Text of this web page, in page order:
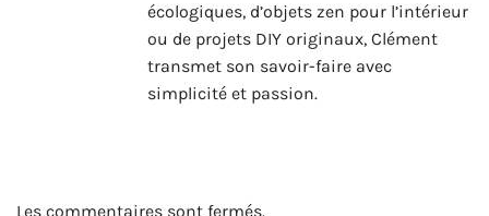
écologiques, d’objets zen pour l’intérieur
ou de projets DIY originaux, Clément
transmet son savoir-faire avec
simplicité et passion.
Les commentaires sont fermés.